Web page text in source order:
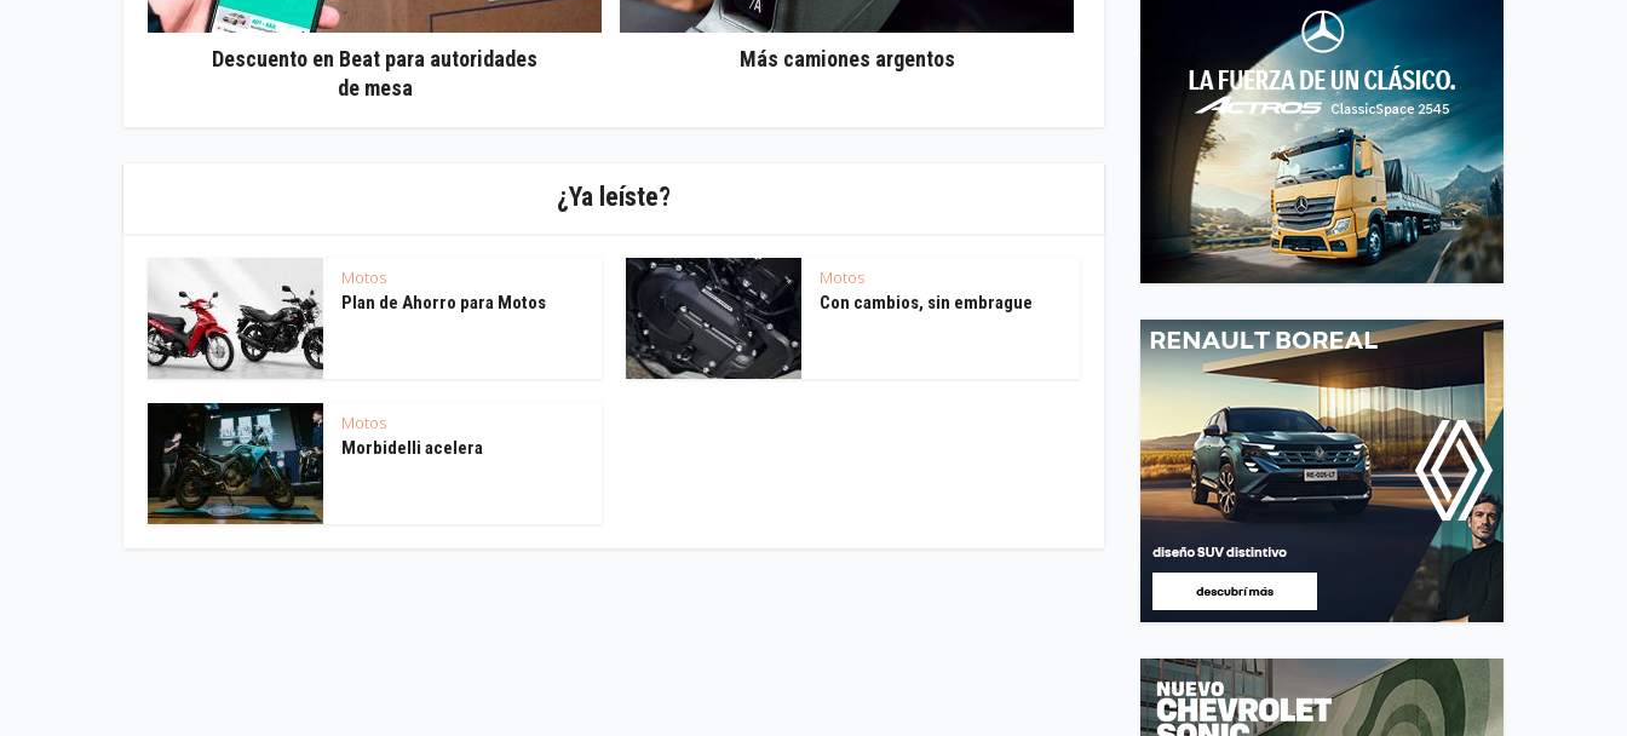
Descuento en Beat para autoridades
de mesa
Más camiones argentos
¿Ya leíste?
Motos
Plan de Ahorro para Motos
Motos
Con cambios, sin embrague
Motos
Morbidelli acelera